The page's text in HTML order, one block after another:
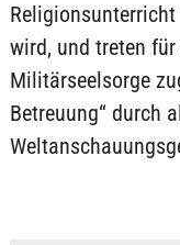
wird, und treten
Militärseelsorge
Betreuung“ durch